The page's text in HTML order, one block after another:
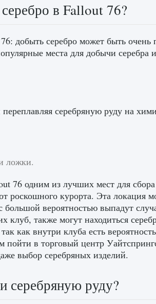
в Fallout 76?
добыть серебро может быть очень
места для добычи серебра
серебряную руду на
ложки.
76 одним из лучших мест для сбора
роскошного курорта. Эта локация
большой вероятностью выпадут
также могут находиться
как внутри клуба есть
в торговый центр
выбор серебряных изделий.
серебряную руду?